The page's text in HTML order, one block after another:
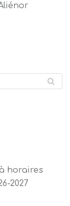
horaires
2027